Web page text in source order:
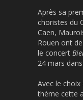
Après sa
choristes du
Caen,
Rouen ont
le concert
24 mars
Avec le choix
thème cette